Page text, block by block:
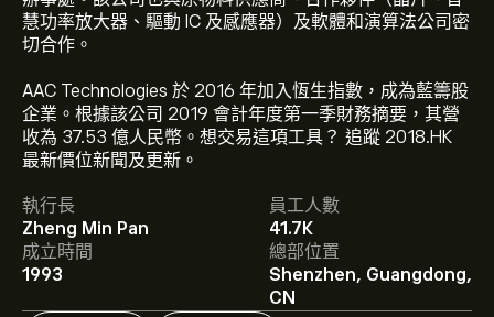
慧功率放大器、驅動 IC 及感應器）及軟體和演算法公司密
切合作。
AAC Technologies 於 2016 年加入恆生指數，成為藍籌股
企業。根據該公司 2019 會計年度第一季財務摘要，其營
收為 37.53 億人民幣。想交易這項工具？ 追蹤 2018.HK
最新價位新聞及更新。
執行長
Zheng Min Pan
員工人數
41.7K
成立時間
1993
總部位置
Shenzhen, Guangdong,
CN
02018.HK 現價為‎$‎41.38。
AAC Technologies Holdings Inc 的平均目標價為
‎$‎41.38。
eToro 以取得詳細的分析師預測及目標價
格。